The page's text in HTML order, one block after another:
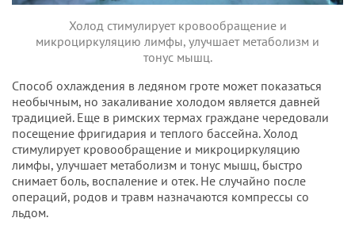
Холод стимулирует кровообращение и
микроциркуляцию лимфы, улучшает метаболизм и
тонус мышц.
Способ охлаждения в ледяном гроте может показаться
необычным, но закаливание холодом является давней
традицией. Еще в римских термах граждане чередовали
посещение фригидария и теплого бассейна. Холод
стимулирует кровообращение и микроциркуляцию
лимфы, улучшает метаболизм и тонус мышц, быстро
снимает боль, воспаление и отек. Не случайно после
операций, родов и травм назначаются компрессы со
льдом.